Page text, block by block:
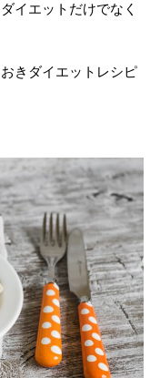
イエットだけでなく
きダイエットレシピ